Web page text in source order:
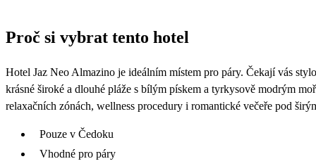
Proč si vybrat tento hotel
Hotel Jaz Neo Almazino je ideálním místem pro páry. Čekají vás
krásné široké a dlouhé pláže s bílým pískem a tyrkysově modrým
relaxačních zónách, wellness procedury i romantické večeře pod
Pouze v Čedoku
Vhodné pro páry